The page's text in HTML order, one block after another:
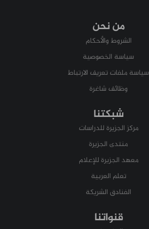
من نحن
الشروط والأحكام
سياسة الخصوصية
سياسة ملفات تعريف الارتباط
وظائف شاغرة
شبكتنا
مركز الجزيرة للدراسات
منتدى الجزيرة
معهد الجزيرة للإعلام
تعلم العربية
الفنادق الشريكة
قنواتنا